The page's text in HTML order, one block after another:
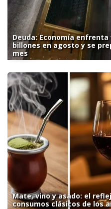
Deuda: Economía
billones en agosto y se
mes
Mate, vino y asado: el
consumos clásicos de los